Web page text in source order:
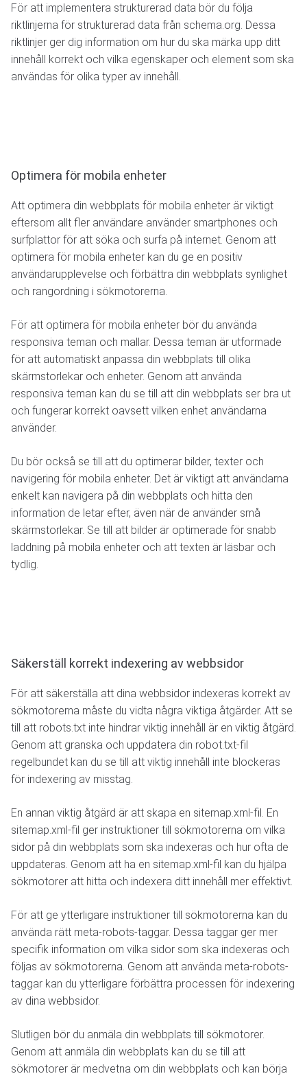
För att implementera strukturerad data bör du följa
riktlinjerna för strukturerad data från schema.org. Dessa
riktlinjer ger dig information om hur du ska märka upp ditt
innehåll korrekt och vilka egenskaper och element som ska
användas för olika typer av innehåll.
Optimera för mobila enheter
Att optimera din webbplats för mobila enheter är viktigt
eftersom allt fler användare använder smartphones och
surfplattor för att söka och surfa på internet. Genom att
optimera för mobila enheter kan du ge en positiv
användarupplevelse och förbättra din webbplats synlighet
och rangordning i sökmotorerna.
För att optimera för mobila enheter bör du använda
responsiva teman och mallar. Dessa teman är utformade
för att automatiskt anpassa din webbplats till olika
skärmstorlekar och enheter. Genom att använda
responsiva teman kan du se till att din webbplats ser bra ut
och fungerar korrekt oavsett vilken enhet användarna
använder.
Du bör också se till att du optimerar bilder, texter och
navigering för mobila enheter. Det är viktigt att användarna
enkelt kan navigera på din webbplats och hitta den
information de letar efter, även när de använder små
skärmstorlekar. Se till att bilder är optimerade för snabb
laddning på mobila enheter och att texten är läsbar och
tydlig.
Säkerställ korrekt indexering av webbsidor
För att säkerställa att dina webbsidor indexeras korrekt av
sökmotorerna måste du vidta några viktiga åtgärder. Att se
till att robots.txt inte hindrar viktig innehåll är en viktig åtgärd.
Genom att granska och uppdatera din robot.txt-fil
regelbundet kan du se till att viktig innehåll inte blockeras
för indexering av misstag.
En annan viktig åtgärd är att skapa en sitemap.xml-fil. En
sitemap.xml-fil ger instruktioner till sökmotorerna om vilka
sidor på din webbplats som ska indexeras och hur ofta de
uppdateras. Genom att ha en sitemap.xml-fil kan du hjälpa
sökmotorer att hitta och indexera ditt innehåll mer effektivt.
För att ge ytterligare instruktioner till sökmotorerna kan du
använda rätt meta-robots-taggar. Dessa taggar ger mer
specifik information om vilka sidor som ska indexeras och
följas av sökmotorerna. Genom att använda meta-robots-
taggar kan du ytterligare förbättra processen för indexering
av dina webbsidor.
Slutligen bör du anmäla din webbplats till sökmotorer.
Genom att anmäla din webbplats kan du se till att
sökmotorer är medvetna om din webbplats och kan börja